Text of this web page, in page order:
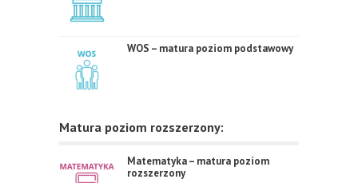
WOS – matura poziom podstawowy
Matura poziom rozszerzony:
Matematyka – matura poziom
rozszerzony